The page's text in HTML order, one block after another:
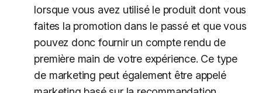
lorsque vous avez utilisé le produit dont vous
faites la promotion dans le passé et que vous
pouvez donc fournir un compte rendu de
première main de votre expérience. Ce type
de marketing peut également être appelé